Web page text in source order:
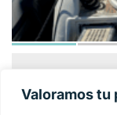
Valoramos tu
42